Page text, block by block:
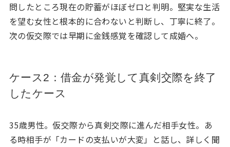
問したところ現在の貯蓄がほぼゼロと判明。堅実な生活
を望む女性と根本的に合わないと判断し、丁寧に終了。
次の仮交際では早期に金銭感覚を確認して成婚へ。
ケース2：借金が発覚して真剣交際を終了
したケース
35歳男性。仮交際から真剣交際に進んだ相手女性。あ
る時相手が「カードの支払いが大変」と話し、詳しく聞